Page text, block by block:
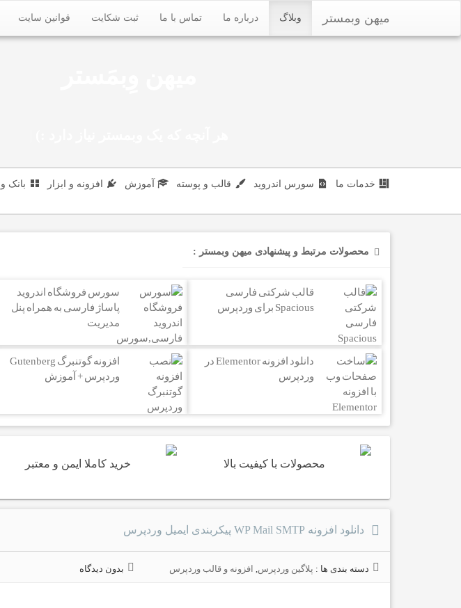
میهن وبمستر وبلاگ درباره ما تماس با ما ثبت شکایت قوانین سایت
خدمات ما سورس اندروید قالب و پوسته آموزش افزونه و ابزار بانک
محصولات مرتبط و پیشنهادی میهن وبمستر :
قالب شرکتی فارسی
Spacious برای وردپرس
سورس فروشگاه اندروید
پاساژ فارسی به همراه پنل
مدیریت
دانلود افزونه Elementor در
وردپرس
افزونه گوتنبرگ Gutenberg
وردپرس + آموزش
محصولات با کیفیت بالا خرید کاملا ایمن و معتبر
دانلود افزونه WP Mail SMTP پیکربندی ایمیل وردپرس
دسته بندی ها : پلاگین وردپرس, افزونه و قالب وردپرس بدون دیدگاه